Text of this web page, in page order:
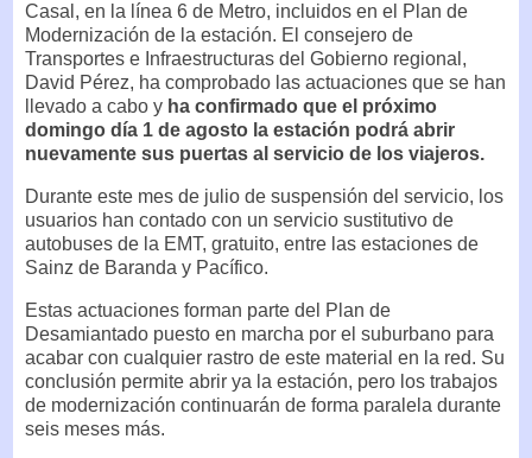
Casal, en la línea 6 de Metro, incluidos en el Plan de
Modernización de la estación. El consejero de
Transportes e Infraestructuras del Gobierno regional,
David Pérez, ha comprobado las actuaciones que se han
llevado a cabo y ha confirmado que el próximo
domingo día 1 de agosto la estación podrá abrir
nuevamente sus puertas al servicio de los viajeros.
Durante este mes de julio de suspensión del servicio, los
usuarios han contado con un servicio sustitutivo de
autobuses de la EMT, gratuito, entre las estaciones de
Sainz de Baranda y Pacífico.
Estas actuaciones forman parte del Plan de
Desamiantado puesto en marcha por el suburbano para
acabar con cualquier rastro de este material en la red. Su
conclusión permite abrir ya la estación, pero los trabajos
de modernización continuarán de forma paralela durante
seis meses más.